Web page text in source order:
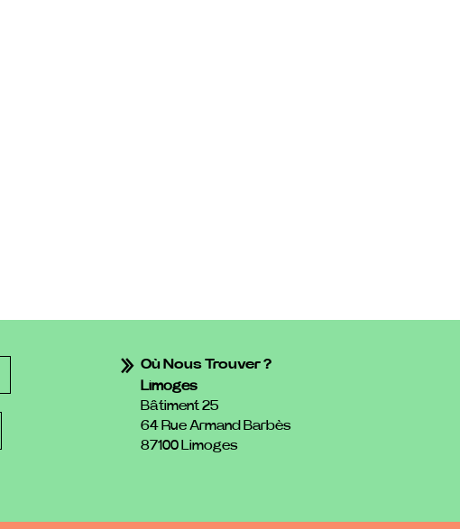
Où Nous Trouver ?
Limoges
Bâtiment 25
64 Rue Armand Barbès
87100 Limoges